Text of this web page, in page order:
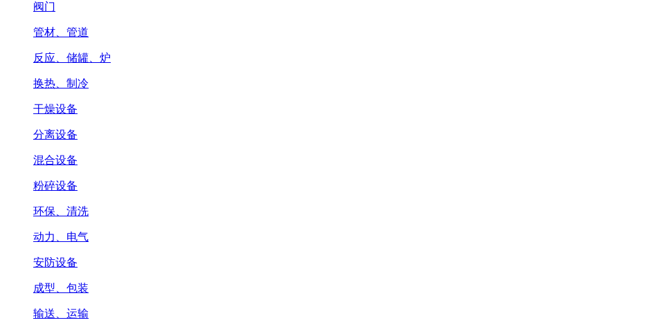
阀门
管材、管道
反应、储罐、炉
换热、制冷
干燥设备
分离设备
混合设备
粉碎设备
环保、清洗
动力、电气
安防设备
成型、包装
输送、运输